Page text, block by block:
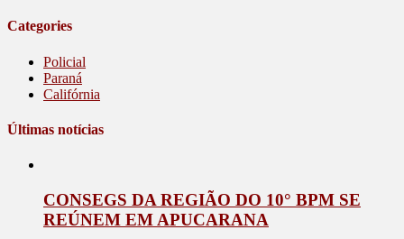
Categories
Policial
Paraná
Califórnia
Últimas notícias
CONSEGS DA REGIÃO DO 10° BPM SE
REÚNEM EM APUCARANA